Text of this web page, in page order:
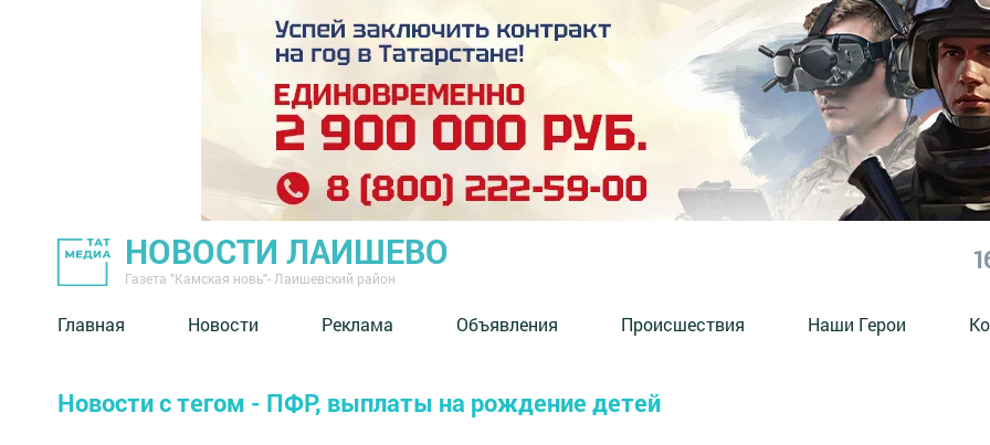
НОВОСТИ ЛАИШЕВО
Газета "Камская новь"- Лаишевский район
Главная Новости Реклама Объявления Происшествия Наши Герои
Новости с тегом - ПФР, выплаты на рождение детей